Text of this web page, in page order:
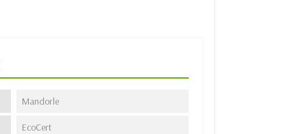
Mandorle
EcoCert